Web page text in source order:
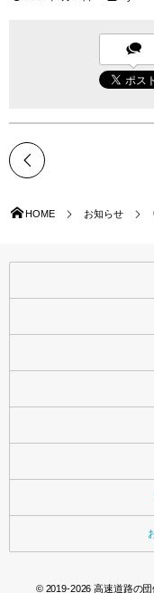
HOME お知らせ
© 2019-2026高速道路の